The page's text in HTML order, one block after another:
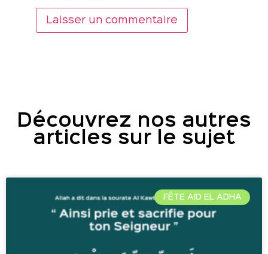
Découvrez nos autres
articles sur le sujet
FÊTE AID EL ADHA